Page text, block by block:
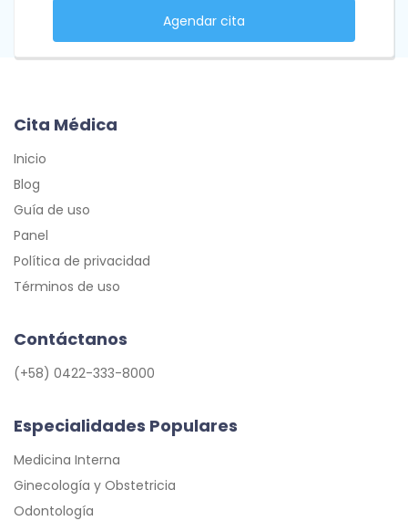
Agendar cita
Cita Médica
Inicio
Blog
Guía de uso
Panel
Política de privacidad
Términos de uso
Contáctanos
(+58) 0422-333-8000
Especialidades Populares
Medicina Interna
Ginecología y Obstetricia
Odontología